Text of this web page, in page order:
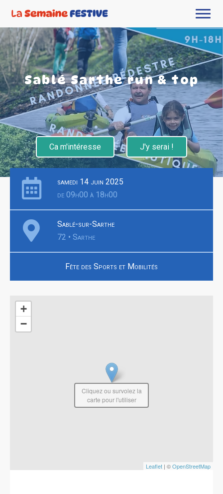
Sablé Sarthe run & top
Ca m'intéresse J'y serai !
samedi 14 juin 2025
de 09h00 à 18h00
Sablé-sur-Sarthe
72 • Sarthe
Fête des Sports et Mobilités
+
−
Leaflet | ©OpenStreetMap
Cliquez ou survolez la
carte pour l'utiliser